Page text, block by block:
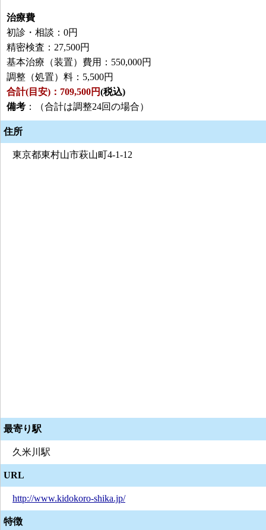
治療費
初診・相談：0円
精密検査：27,500円
基本治療（装置）費用：550,000円
調整（処置）料：5,500円
合計(目安)：709,500円(税込)
備考 ：（合計は調整24回の場合）
住所
東京都東村山市萩山町4-1-12
最寄り駅
久米川駅
URL
http://www.kidokoro-shika.jp/
特徴